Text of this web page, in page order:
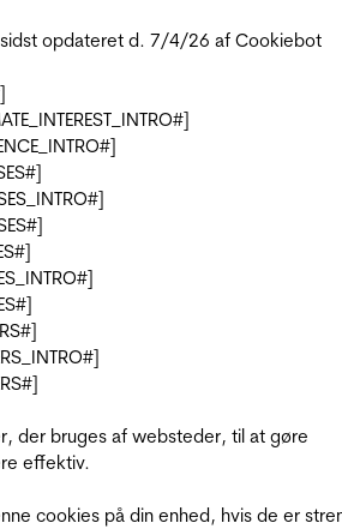
opdateret d. 7/4/26 af Cookiebot
der bruges af websteder, til at gøre
effektiv.
cookies på din enhed, hvis de er